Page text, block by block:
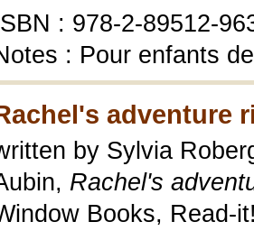
: 978-2-89512-
: Pour enfants
adventure
by Sylvia
Rachel's
Books, Read-